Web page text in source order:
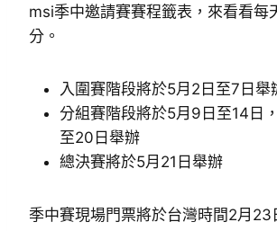
msi季中邀請賽賽程籤表，來看看每
分。
入圍賽階段將於5月2日至7日舉
分組賽階段將於5月9日至14日
至20日舉辦
總決賽將於5月21日舉辦
季中賽現場門票將於台灣時間2月